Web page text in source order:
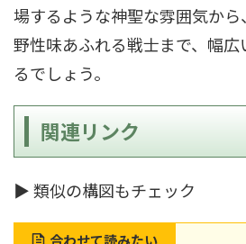
場するような神聖な雰囲気から
野性味あふれる戦士まで、幅
るでしょう。
関連リンク
▶ 類似の構図もチェック